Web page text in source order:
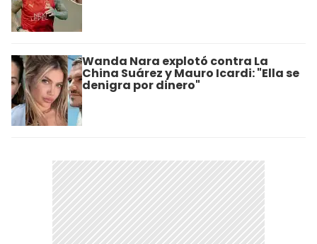
Wanda Nara explotó contra La
China Suárez y Mauro Icardi: "Ella se
denigra por dinero"